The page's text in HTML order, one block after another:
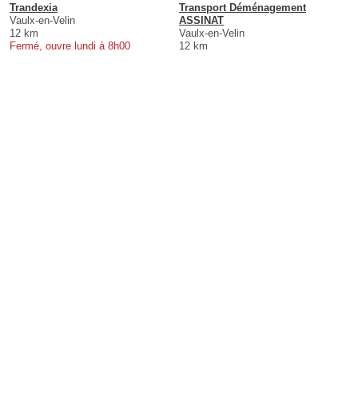
Trandexia
Vaulx-en-Velin
12 km
Fermé, ouvre lundi à 8h00
Transport Déménagement
ASSINAT
Vaulx-en-Velin
12 km